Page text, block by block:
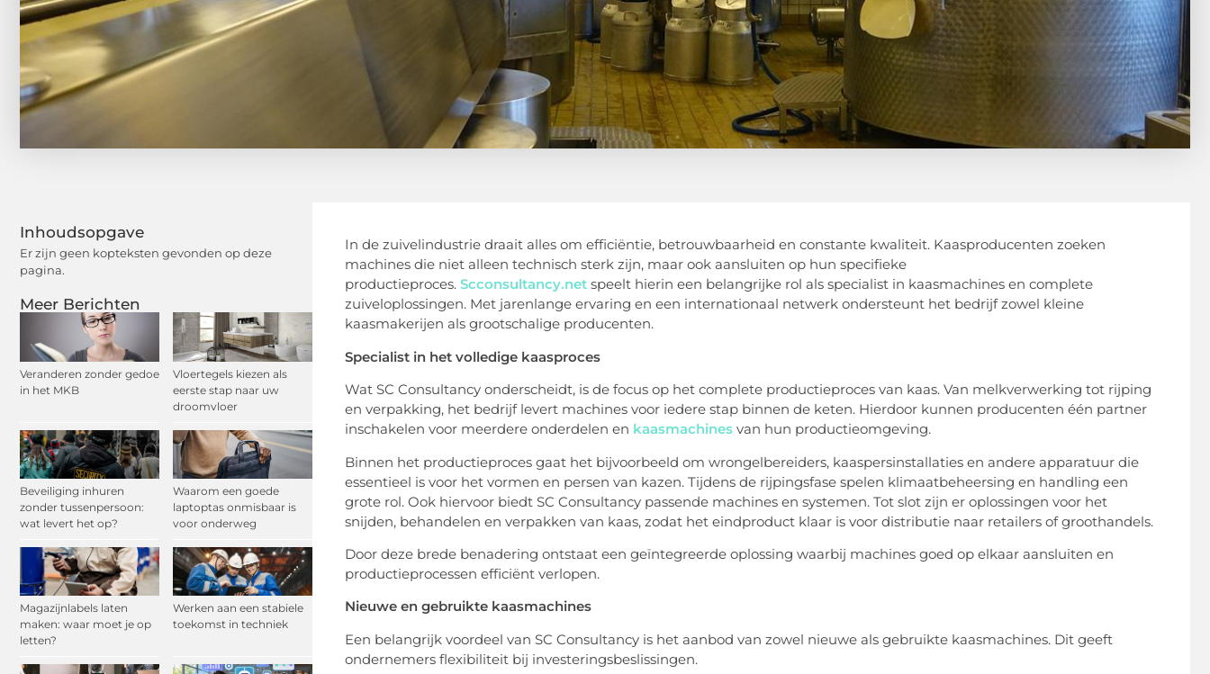
Inhoudsopgave
Er zijn geen kopteksten gevonden op deze
pagina.
Meer Berichten
Veranderen zonder gedoe
in het MKB
Vloertegels kiezen als
eerste stap naar uw
droomvloer
Beveiliging inhuren
zonder tussenpersoon:
wat levert het op?
Waarom een goede
laptoptas onmisbaar is
voor onderweg
Magazijnlabels laten
maken: waar moet je op
letten?
Werken aan een stabiele
toekomst in techniek
In de zuivelindustrie draait alles om efficiëntie, betrouwbaarheid en constante kwaliteit. Kaasproducenten zoeken
machines die niet alleen technisch sterk zijn, maar ook aansluiten op hun specifieke
productieproces. Scconsultancy.net speelt hierin een belangrijke rol als specialist in kaasmachines en complete
zuiveloplossingen. Met jarenlange ervaring en een internationaal netwerk ondersteunt het bedrijf zowel kleine
kaasmakerijen als grootschalige producenten.
Specialist in het volledige kaasproces
Wat SC Consultancy onderscheidt, is de focus op het complete productieproces van kaas. Van melkverwerking tot rijping
en verpakking, het bedrijf levert machines voor iedere stap binnen de keten. Hierdoor kunnen producenten één partner
inschakelen voor meerdere onderdelen en kaasmachines van hun productieomgeving.
Binnen het productieproces gaat het bijvoorbeeld om wrongelbereiders, kaaspersinstallaties en andere apparatuur die
essentieel is voor het vormen en persen van kazen. Tijdens de rijpingsfase spelen klimaatbeheersing en handling een
grote rol. Ook hiervoor biedt SC Consultancy passende machines en systemen. Tot slot zijn er oplossingen voor het
snijden, behandelen en verpakken van kaas, zodat het eindproduct klaar is voor distributie naar retailers of groothandels.
Door deze brede benadering ontstaat een geïntegreerde oplossing waarbij machines goed op elkaar aansluiten en
productieprocessen efficiënt verlopen.
Nieuwe en gebruikte kaasmachines
Een belangrijk voordeel van SC Consultancy is het aanbod van zowel nieuwe als gebruikte kaasmachines. Dit geeft
ondernemers flexibiliteit bij investeringsbeslissingen.